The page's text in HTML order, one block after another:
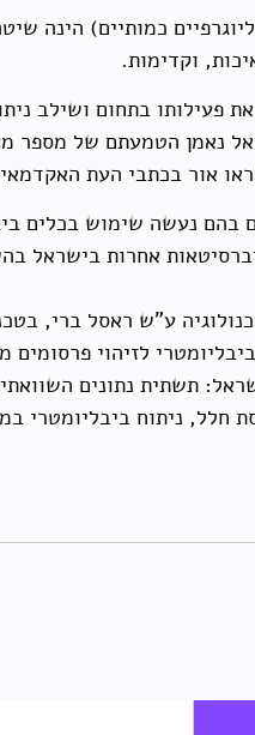
כמותיים)
וקדימות.
פעילותו בתחום ושילב
נאמן הטמעתם של מספר
אור בכתבי העת
בהם נעשה שימוש בכלים
אחרות בישראל
ע"ש ראסל ברי,
תשתית נתונים
חלל, ניתוח